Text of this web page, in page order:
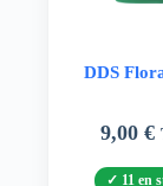
DDS
9,00€
11 en